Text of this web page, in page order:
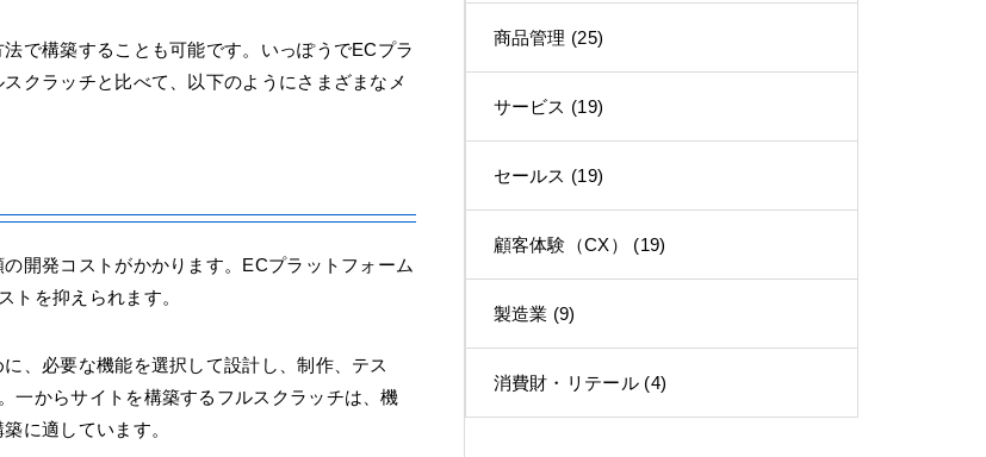
で構築することも可能です。いっぽうでECプラ
クラッチと比べて、以下のようにさまざまなメ
開発コストがかかります。ECプラットフォーム
トを抑えられます。
、必要な機能を選択して設計し、制作、テス
一からサイトを構築するフルスクラッチは、機
に適しています。
商品管理 (25)
サービス (19)
セールス (19)
顧客体験（CX） (19)
製造業 (9)
消費財・リテール (4)